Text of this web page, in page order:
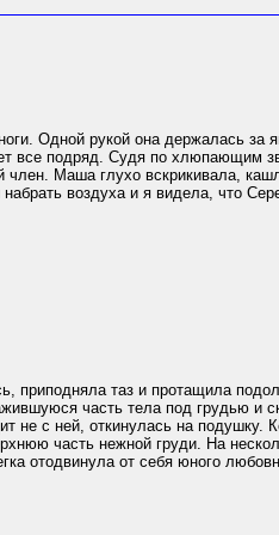
Одной рукой она держалась
все подряд. Судя по
Маша глухо вскрикивала,
набрать воздуха и я видела, что
приподняла таз и протащила
часть тела под грудью и
не с ней, откинулась на
часть нежной груди. На
отодвинула от себя юного